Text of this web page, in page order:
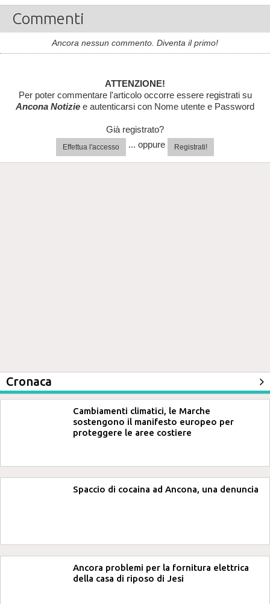
Commenti
Ancora nessun commento. Diventa il primo!
ATTENZIONE!
Per poter commentare l'articolo occorre essere registrati su
Ancona Notizie e autenticarsi con Nome utente e Password
Già registrato?
Effettua l'accesso ... oppure Registrati!
Cronaca
Cambiamenti climatici, le Marche
sostengono il manifesto europeo per
proteggere le aree costiere
Spaccio di cocaina ad Ancona, una denuncia
Ancora problemi per la fornitura elettrica
della casa di riposo di Jesi